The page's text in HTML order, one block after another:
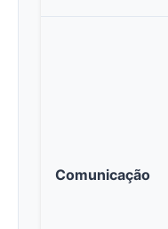
Comunicação